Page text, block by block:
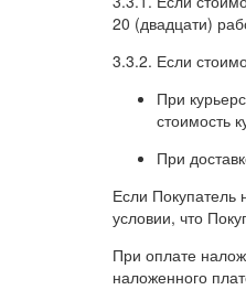
20 (двадцати)
3.3.2. Если
При
стоимость
При
Если
условии, что
При оплате
наложенного